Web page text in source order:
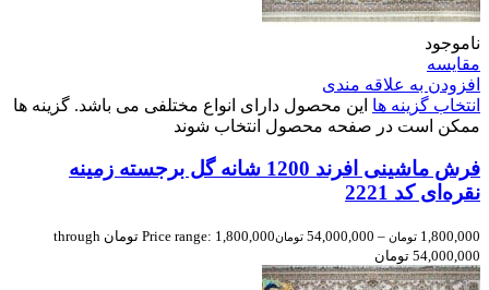
ناموجود
مقایسه
افزودن به علاقه مندی
انتخاب گزینه ها این محصول دارای انواع مختلفی می باشد. گزینه ها
ممکن است در صفحه محصول انتخاب شوند
فرش ماشینی افرند 1200 شانه گل برجسته زمینه
نقره‌ای کد 2221
1,800,000 تومان –
54,000,000 تومان
Price range: 1,800,000 تومان through
54,000,000 تومان